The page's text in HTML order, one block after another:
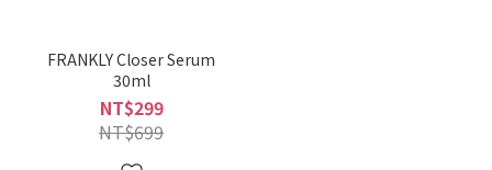
FRANKLY Closer Serum
30ml
NT$299
NT$699